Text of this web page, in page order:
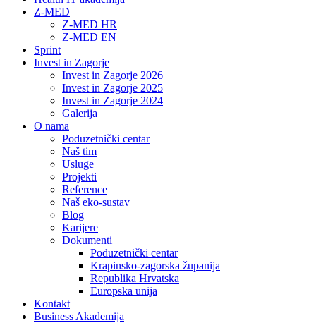
Z-MED
Z-MED HR
Z-MED EN
Sprint
Invest in Zagorje
Invest in Zagorje 2026
Invest in Zagorje 2025
Invest in Zagorje 2024
Galerija
O nama
Poduzetnički centar
Naš tim
Usluge
Projekti
Reference
Naš eko-sustav
Blog
Karijere
Dokumenti
Poduzetnički centar
Krapinsko-zagorska županija
Republika Hrvatska
Europska unija
Kontakt
Business Akademija